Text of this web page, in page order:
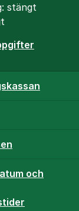
stängt
och